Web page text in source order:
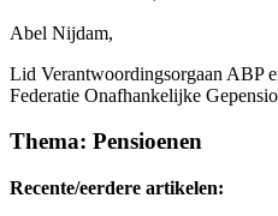
Abel Nijdam,
Lid Verantwoordingsorgaan ABP
Federatie Onafhankelijke
Thema: Pensioenen
Recente/eerdere artikelen: